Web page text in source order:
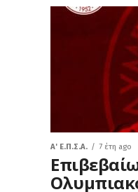
A' Ε.Π.Σ.Α. 7 έτη ago